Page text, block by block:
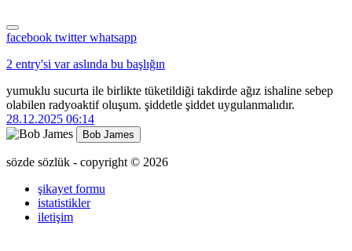
facebook twitterwhatsapp
2 entry'si var aslında bu başlığın
yumuklu sucurta ile birlikte tüketildiği takdirde ağız ishaline sebep
olabilen radyoaktif oluşum. şiddetle şiddet uygulanmalıdır.
28.12.2025 06:14
Bob James
sözde sözlük - copyright © 2026
şikayet formu
istatistikler
iletişim